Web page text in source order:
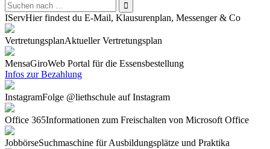
IServHier findest du E-Mail, Klausurenplan, Messenger & Co
VertretungsplanAktueller Vertretungsplan
MensaGiroWeb Portal für die Essensbestellung
Infos zur Bezahlung
InstagramFolge @liethschule auf Instagram
Office 365Informationen zum Freischalten von Microsoft Office
JobbörseSuchmaschine für Ausbildungsplätze und Praktika